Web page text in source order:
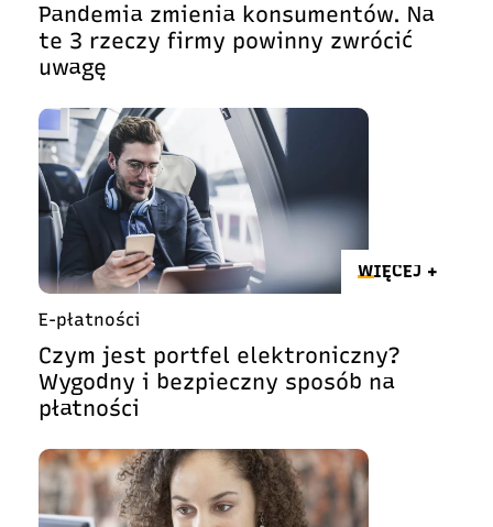
Pandemia zmienia konsumentów. Na
te 3 rzeczy firmy powinny zwrócić
uwagę
WIĘCEJ +
E-płatności
Czym jest portfel elektroniczny?
Wygodny i bezpieczny sposób na
płatności